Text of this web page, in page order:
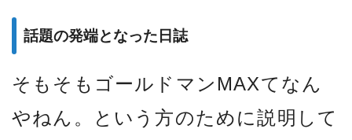
話題の発端となった日誌
そもそもゴールドマンMAXてなん
やねん。という方のために説明して